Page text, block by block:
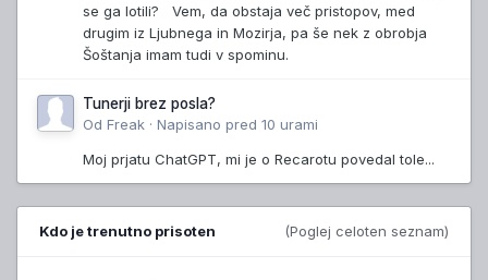
se ga lotili? Vem, da obstaja več pristopov, med
drugim iz Ljubnega in Mozirja, pa še nek z obrobja
Šoštanja imam tudi v spominu.
Tunerji brez posla?
Od Freak · Napisano pred 10 urami
Moj prjatu ChatGPT, mi je o Recarotu povedal tole...
Kdo je trenutno prisoten (Poglej celoten seznam)